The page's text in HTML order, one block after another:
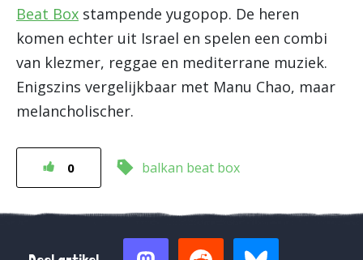
Beat Box stampende yugopop. De heren
komen echter uit Israel en spelen een combi
van klezmer, reggae en mediterrane muziek.
Enigszins vergelijkbaar met Manu Chao, maar
melancholischer.
0 balkan beat box